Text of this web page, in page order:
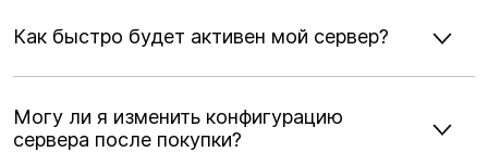
Как быстро будет активен мой сервер?
Могу ли я изменить конфигурацию
сервера после покупки?